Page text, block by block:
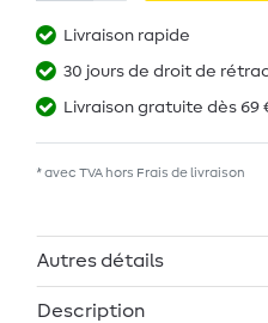
Livraison rapide
30 jours de droit de
Livraison gratuite dès 69
* avec TVA hors Frais de livraison
Autres détails
Description